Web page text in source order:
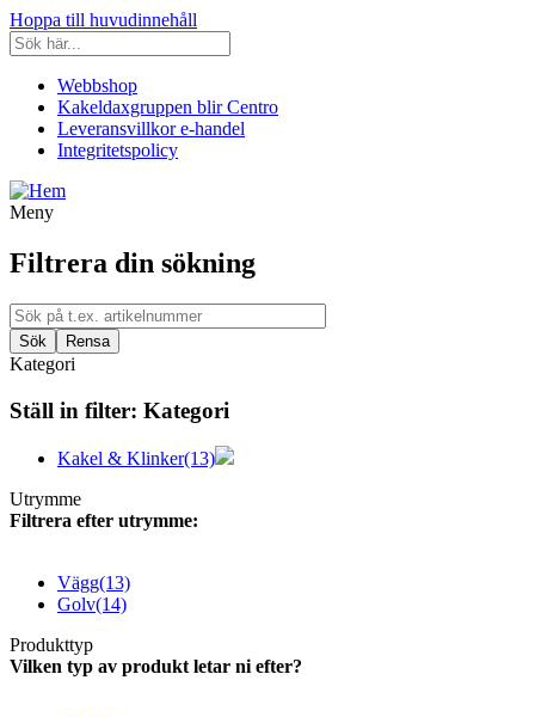
Hoppa till huvudinnehåll
Webbshop
Kakeldaxgruppen blir Centro
Leveransvillkor e-handel
Integritetspolicy
Meny
Filtrera din sökning
Kategori
Ställ in filter: Kategori
Kakel & Klinker(13)
Utrymme
Filtrera efter utrymme:
Vägg(13)
Golv(14)
Produkttyp
Vilken typ av produkt letar ni efter?